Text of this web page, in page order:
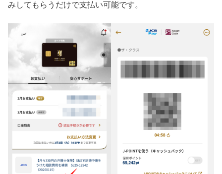
みしてもらうだけで支払い可能です。